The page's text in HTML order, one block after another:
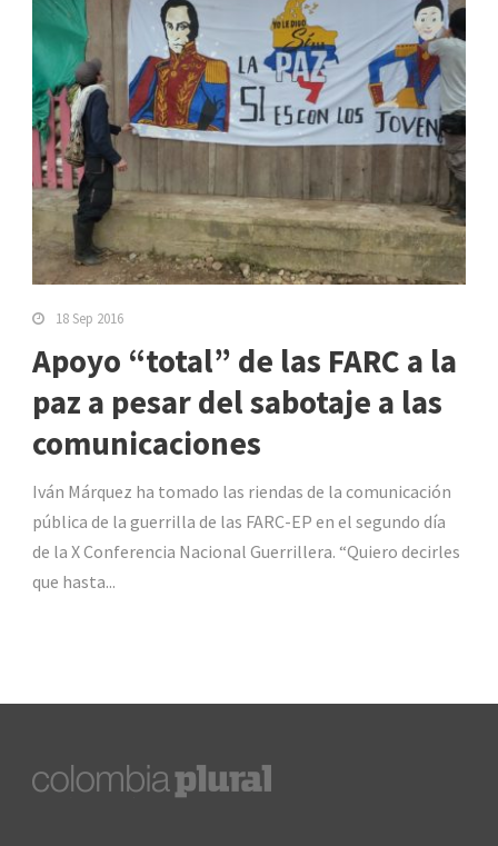
18 Sep 2016
Apoyo “total” de las FARC a la
paz a pesar del sabotaje a las
comunicaciones
Iván Márquez ha tomado las riendas de la comunicación
pública de la guerrilla de las FARC-EP en el segundo día
de la X Conferencia Nacional Guerrillera. “Quiero decirles
que hasta...